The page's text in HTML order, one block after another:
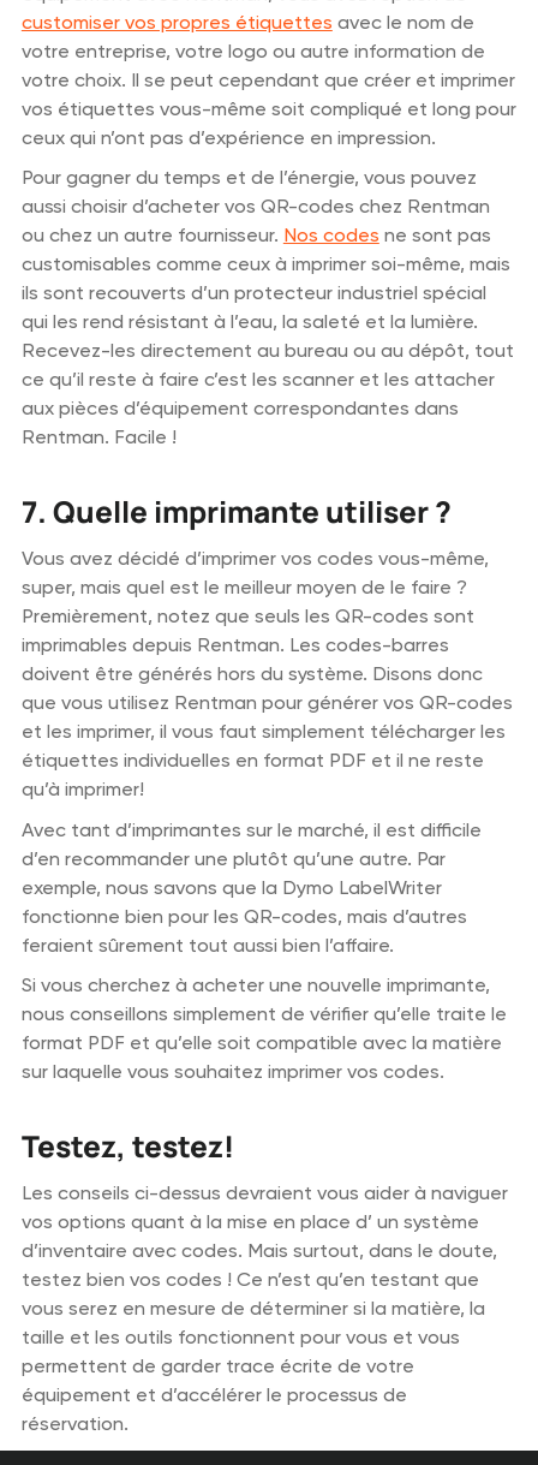
customiser vos propres étiquettes avec le nom de
votre entreprise, votre logo ou autre information de
votre choix. Il se peut cependant que créer et imprimer
vos étiquettes vous-même soit compliqué et long pour
ceux qui n’ont pas d’expérience en impression.
Pour gagner du temps et de l’énergie, vous pouvez
aussi choisir d’acheter vos QR-codes chez Rentman
ou chez un autre fournisseur. Nos codes ne sont pas
customisables comme ceux à imprimer soi-même, mais
ils sont recouverts d’un protecteur industriel spécial
qui les rend résistant à l’eau, la saleté et la lumière.
Recevez-les directement au bureau ou au dépôt, tout
ce qu’il reste à faire c’est les scanner et les attacher
aux pièces d’équipement correspondantes dans
Rentman. Facile !
7. Quelle imprimante utiliser ?
Vous avez décidé d’imprimer vos codes vous-même,
super, mais quel est le meilleur moyen de le faire ?
Premièrement, notez que seuls les QR-codes sont
imprimables depuis Rentman. Les codes-barres
doivent être générés hors du système. Disons donc
que vous utilisez Rentman pour générer vos QR-codes
et les imprimer, il vous faut simplement télécharger les
étiquettes individuelles en format PDF et il ne reste
qu’à imprimer!
Avec tant d’imprimantes sur le marché, il est difficile
d’en recommander une plutôt qu’une autre. Par
exemple, nous savons que la Dymo LabelWriter
fonctionne bien pour les QR-codes, mais d’autres
feraient sûrement tout aussi bien l’affaire.
Si vous cherchez à acheter une nouvelle imprimante,
nous conseillons simplement de vérifier qu’elle traite le
format PDF et qu’elle soit compatible avec la matière
sur laquelle vous souhaitez imprimer vos codes.
Testez, testez!
Les conseils ci-dessus devraient vous aider à naviguer
vos options quant à la mise en place d’ un système
d’inventaire avec codes. Mais surtout, dans le doute,
testez bien vos codes ! Ce n’est qu’en testant que
vous serez en mesure de déterminer si la matière, la
taille et les outils fonctionnent pour vous et vous
permettent de garder trace écrite de votre
équipement et d’accélérer le processus de
réservation.